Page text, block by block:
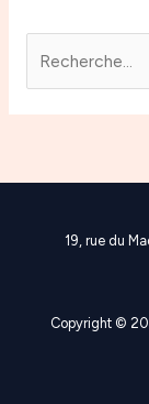
19, rue du
Copyright ©